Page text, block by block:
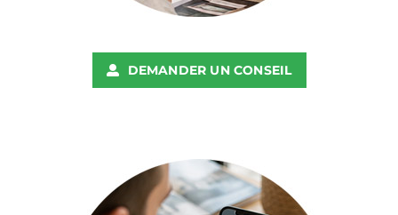
DEMANDER UN CONSEIL